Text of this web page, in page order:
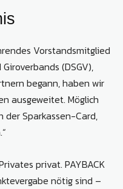
Vorstandsmitglied
(DSGV),
begann, haben wir
ausgeweitet. Möglich
der Sparkassen-Card,
privat. PAYBACK
nötig sind –